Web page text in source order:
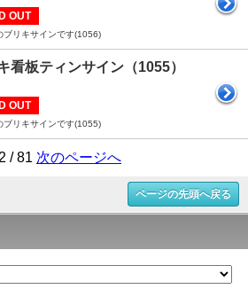
OUT
ブリキサインです(1056)
看板ティンサイン（1055）
OUT
ブリキサインです(1055)
/ 81 次のページへ
ページの先頭へ戻る